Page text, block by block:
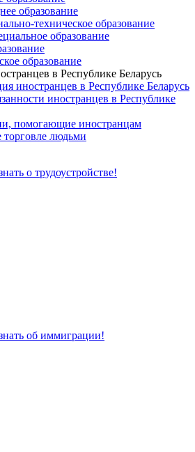
образование
техническое образование
образование
образование
в Республике Беларусь
иностранцев в Республике Беларусь
иностранцев в Республике
помогающие иностранцам
торговле людьми
о трудоустройстве!
об иммиграции!